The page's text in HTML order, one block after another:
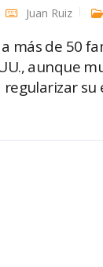
Juan Ruiz
más de 50
aunque
regularizar su